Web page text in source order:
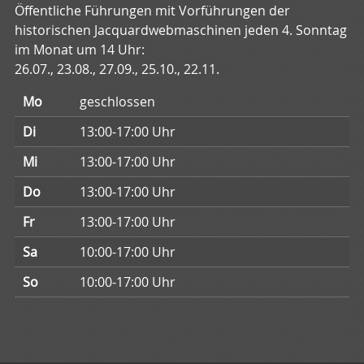
Öffentliche Führungen mit Vorführungen der
historischen Jacquardwebmaschinen jeden 4. Sonntag
im Monat um 14 Uhr:
26.07., 23.08., 27.09., 25.10., 22.11.
Mo
geschlossen
Di
13:00-17:00Uhr
Mi
13:00-17:00Uhr
Do
13:00-17:00Uhr
Fr
13:00-17:00Uhr
Sa
10:00-17:00Uhr
So
10:00-17:00Uhr